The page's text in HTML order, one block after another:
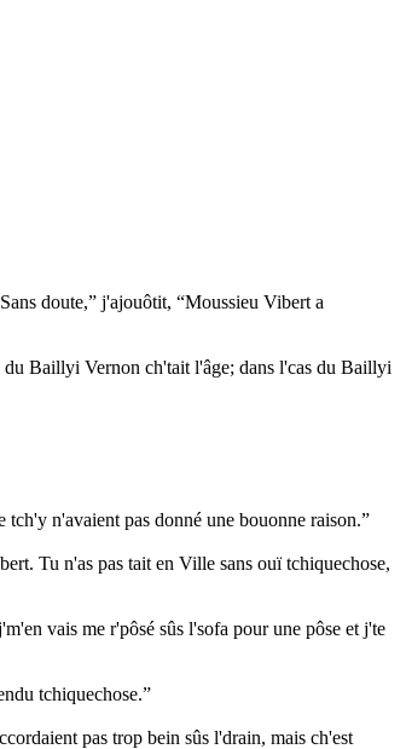
doute,” j'ajouôtit, “Moussieu Vibert a
du Baillyi Vernon ch'tait l'âge; dans l'cas du Baillyi
n'avaient pas donné une bouonne raison.”
Tu n'as pas tait en Ville sans ouï tchiquechose,
vais me r'pôsé sûs l'sofa pour une pôse et j'te
tchiquechose.”
pas trop bein sûs l'drain, mais ch'est